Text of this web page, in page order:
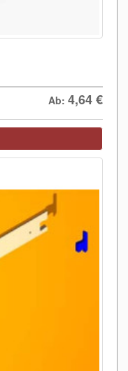
Ab: 4,64€